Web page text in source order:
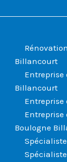
Billancourt
Entreprise
Billancourt
Entreprise
Entreprise
Boulogne